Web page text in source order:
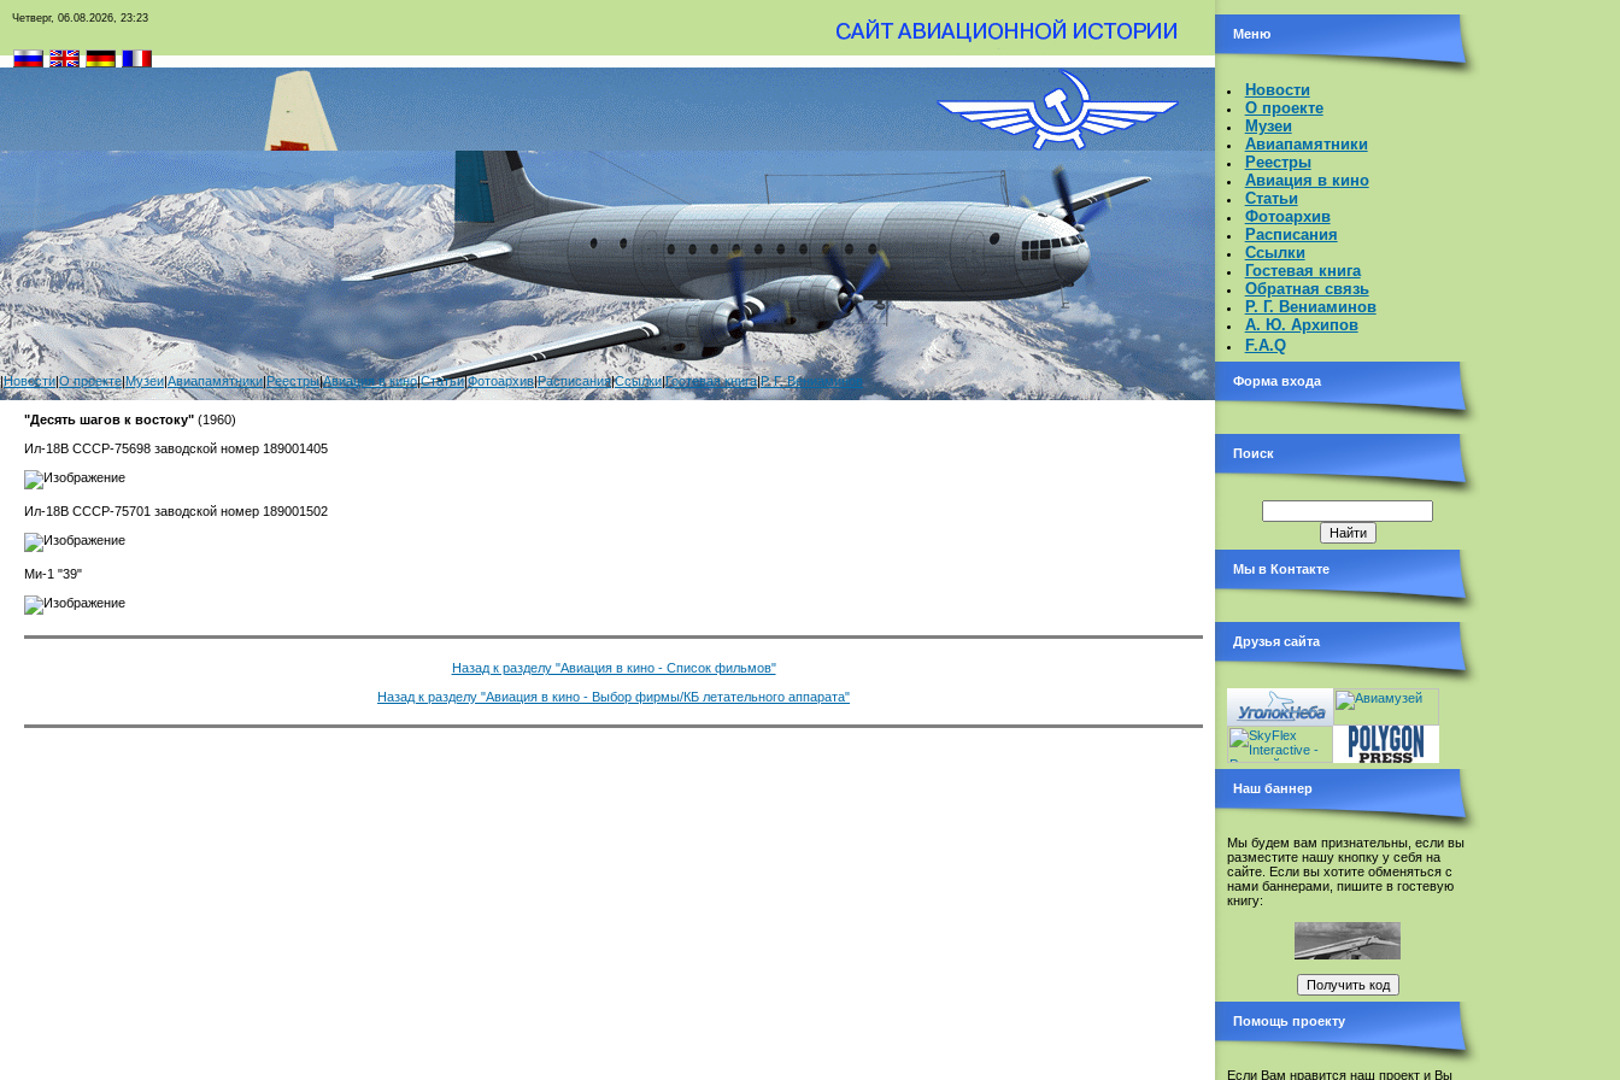
Четверг, 06.08.2026, 23:23
|Новости|О проекте|Музеи|Авиапамятники|Реестры|Авиация в кино|Статьи|Фотоархив|Расписания|Ссылки|Гостевая книга|Р. Г. Вениаминов
"Десять шагов к востоку" (1960)
Ил-18В СССР-75698 заводской номер 189001405
Ил-18В СССР-75701 заводской номер 189001502
Ми-1 "39"
Назад к разделу "Авиация в кино - Список фильмов"
Назад к разделу "Авиация в кино - Выбор фирмы/КБ летательного аппарата"
Меню
Новости
О проекте
Музеи
Авиапамятники
Реестры
Авиация в кино
Статьи
Фотоархив
Расписания
Ссылки
Гостевая книга
Обратная связь
Р. Г. Вениаминов
А. Ю. Архипов
F.A.Q
Форма входа
Поиск
Мы в Контакте
Друзья сайта
Наш баннер
Мы будем вам признательны, если вы
разместите нашу кнопку у себя на
сайте. Если вы хотите обменяться с
нами баннерами, пишите в гостевую
книгу:
Помощь проекту
Если Вам нравится наш проект и Вы